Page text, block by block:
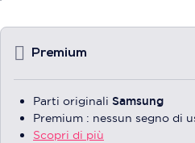
Premium
Parti originali Samsung
Premium : nessun segno di
Scopri di più